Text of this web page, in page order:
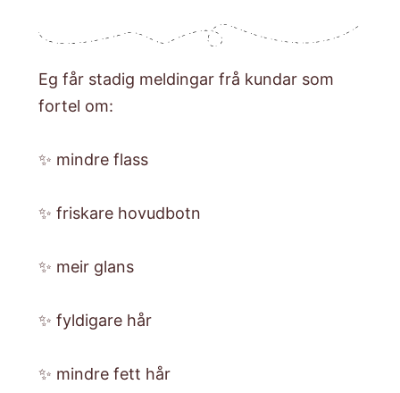
Eg får stadig meldingar frå kundar som
fortel om:
✨ mindre flass
✨ friskare hovudbotn
✨ meir glans
✨ fyldigare hår
✨ mindre fett hår